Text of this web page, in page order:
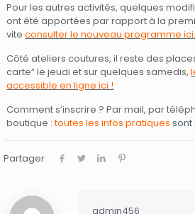
Pour les autres activités, quelques
ont été apportées par rapport à la
viteconsulter le nouveau programme ici.
Côté ateliers coutures, il reste des
carte” le jeudi et sur quelques samedis,
accessible en ligne ici !
Comment s’inscrire ? Par mail, par
boutique :toutes les infos pratiques sont
Partager
admin456